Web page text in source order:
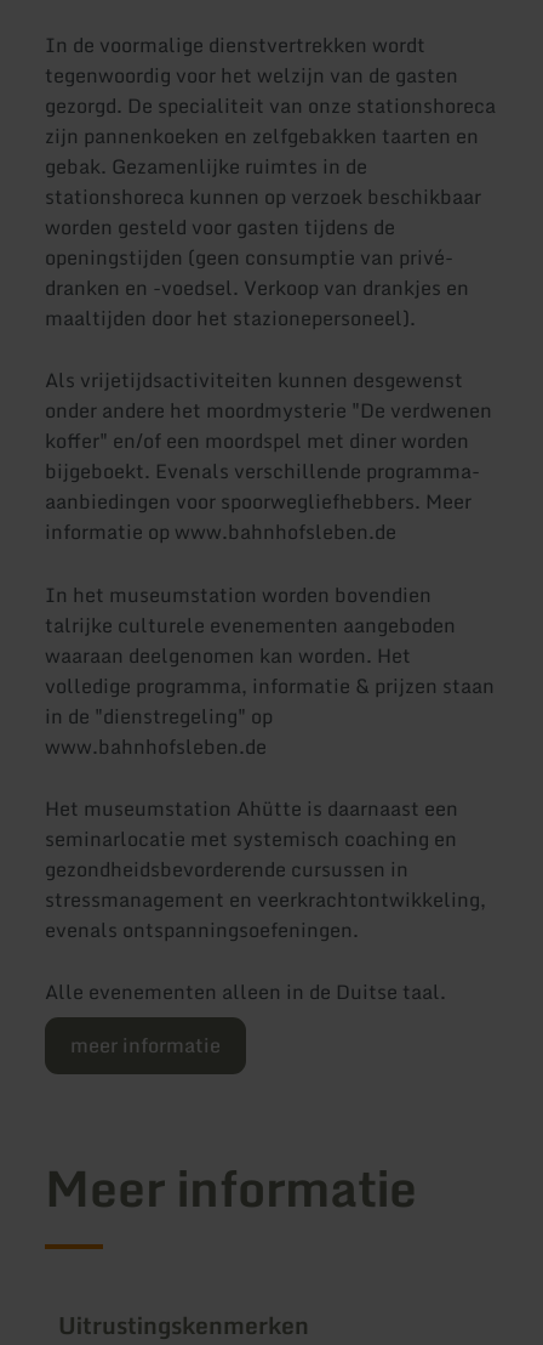
In de voormalige dienstvertrekken wordt
tegenwoordig voor het welzijn van de gasten
gezorgd. De specialiteit van onze stationshoreca
zijn pannenkoeken en zelfgebakken taarten en
gebak. Gezamenlijke ruimtes in de
stationshoreca kunnen op verzoek beschikbaar
worden gesteld voor gasten tijdens de
openingstijden (geen consumptie van privé-
dranken en -voedsel. Verkoop van drankjes en
maaltijden door het stazionepersoneel).
Als vrijetijdsactiviteiten kunnen desgewenst
onder andere het moordmysterie "De verdwenen
koffer" en/of een moordspel met diner worden
bijgeboekt. Evenals verschillende programma-
aanbiedingen voor spoorwegliefhebbers. Meer
informatie op www.bahnhofsleben.de
In het museumstation worden bovendien
talrijke culturele evenementen aangeboden
waaraan deelgenomen kan worden. Het
volledige programma, informatie & prijzen staan
in de "dienstregeling" op
www.bahnhofsleben.de
Het museumstation Ahütte is daarnaast een
seminarlocatie met systemisch coaching en
gezondheidsbevorderende cursussen in
stressmanagement en veerkrachtontwikkeling,
evenals ontspanningsoefeningen.
Alle evenementen alleen in de Duitse taal.
meer informatie
Meer informatie
Uitrustingskenmerken